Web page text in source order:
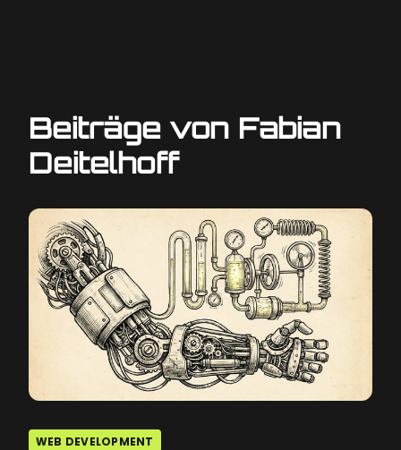
Beiträge von Fabian
Deitelhoff
WEB DEVELOPMENT